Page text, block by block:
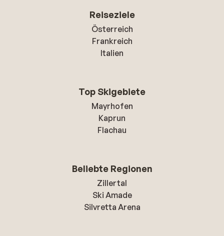
Reiseziele
Österreich
Frankreich
Italien
Top Skigebiete
Mayrhofen
Kaprun
Flachau
Beliebte Regionen
Zillertal
Ski Amade
Silvretta Arena